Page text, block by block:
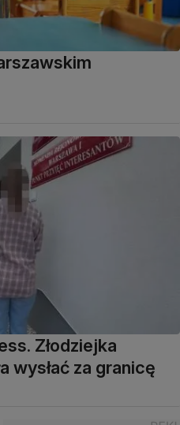
Złodziejka
wysłać za granicę